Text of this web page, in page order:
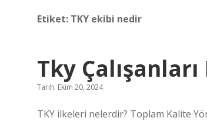
Etiket: TKY ekibi nedir
Tky
Tarih: Ekim 20, 2024
TKY ilkeleri nelerdir? Toplam Kalite